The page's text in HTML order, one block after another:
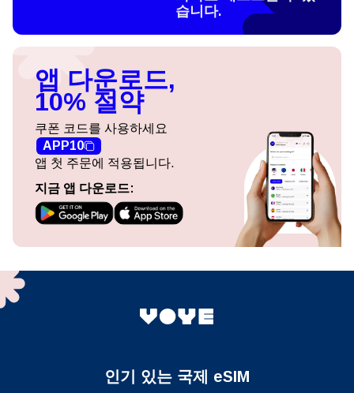
습니다.
앱 다운로드,
10% 절약
쿠폰 코드를 사용하세요
APP10
앱 첫 주문에 적용됩니다.
지금 앱 다운로드:
인기 있는 국제 eSIM